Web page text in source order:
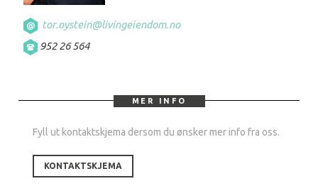
tor.oystein@livingeiendom.no
952 26 564
MER INFO
Fyll ut kontaktskjema dersom du ønsker mer info fra oss.
KONTAKTSKJEMA